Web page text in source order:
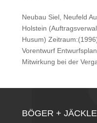
Neubau Siel, Neufeld
Holstein
Husum)
Vorentwurf
Mitwirkung bei der
BÖGER + JÄCKLE